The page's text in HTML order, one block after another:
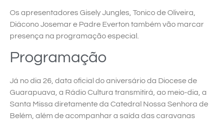
Os apresentadores Gisely Jungles, Tonico de Oliveira,
Diácono Josemar e Padre Everton também vão marcar
presença na programação especial.
Programação
Já no dia 26, data oficial do aniversário da Diocese de
Guarapuava, a Rádio Cultura transmitirá, ao meio-dia, a
Santa Missa diretamente da Catedral Nossa Senhora de
Belém, além de acompanhar a saída das caravanas